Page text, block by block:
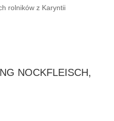
rolników z Karyntii
NOCKFLEISCH,